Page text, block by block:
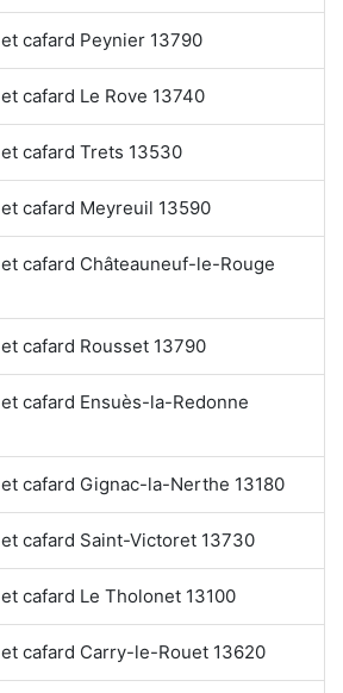
cafard Peynier 13790
cafard Le Rove 13740
cafard Trets 13530
cafard Meyreuil 13590
cafard Châteauneuf-le-Rouge
cafard Rousset 13790
cafard Ensuès-la-Redonne
cafard Gignac-la-Nerthe 13180
cafard Saint-Victoret 13730
cafard Le Tholonet 13100
cafard Carry-le-Rouet 13620